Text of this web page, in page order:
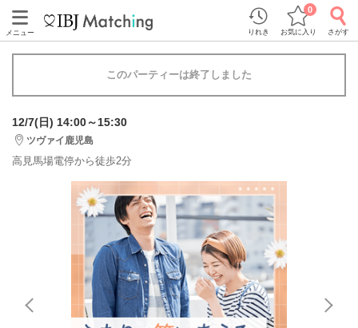
メニュー りれき お気に入り
0
さがす
このパーティーは終了しました
12/7(日) 14:00～15:30
ツヴァイ鹿児島
高見馬場電停から徒歩2分